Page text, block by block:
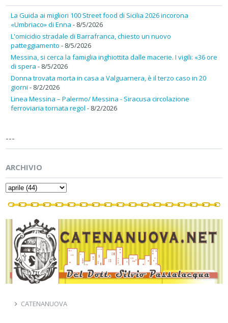
La Guida ai migliori 100 Street food di Sicilia 2026 incorona
«Umbriaco» di Enna - 8/5/2026
L'omicidio stradale di Barrafranca, chiesto un nuovo
patteggiamento - 8/5/2026
Messina, si cerca la famiglia inghiottita dalle macerie. I vigili: «36 ore
di spera - 8/5/2026
Donna trovata morta in casa a Valguarnera, è il terzo caso in 20
giorni - 8/2/2026
Linea Messina – Palermo/ Messina - Siracusa circolazione
ferroviaria tornata regol - 8/2/2026
---
ARCHIVIO
CATENANUOVA